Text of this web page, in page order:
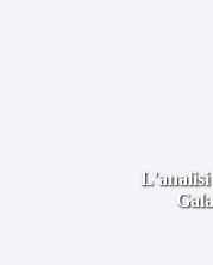
L'analisi